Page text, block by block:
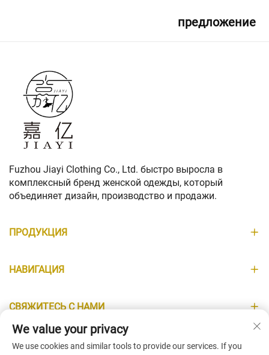
предложение
Fuzhou Jiayi Clothing Co., Ltd. быстро выросла в
комплексный бренд женской одежды, который
объединяет дизайн, производство и продажи.
ПРОДУКЦИЯ
НАВИГАЦИЯ
СВЯЖИТЕСЬ С НАМИ
ИНФОРМАЦИЯ
We value your privacy
We use cookies and similar tools to provide our services. If you